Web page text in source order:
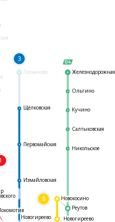
Гольяново
3
8
Железнодорожная
Ольгино
Кучино
Салтыковская
Никольское
Реутов
Измайловская
Первомайская
Щёлковская
Новогиреево
Новогиреево
Новокосино